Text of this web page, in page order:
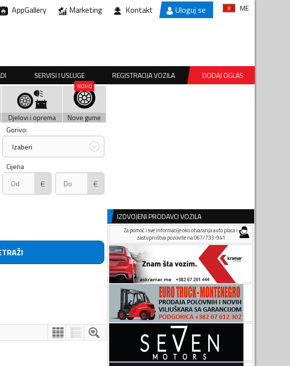
AppGallery Marketing Kontakt Uloguj se ME
SERVISI I USLUGE REGISTRACIJA VOZILA DODAJ OGLAS
Djelovi i oprema
Nove gume
Gorivo:
Izaberi
Cijena
€ €
IZDVOJENI PRODAVCI VOZILA
Za pomoć i sve informacije oko otvaranja auto placa i
zastupništva pozovite na 067/733-941